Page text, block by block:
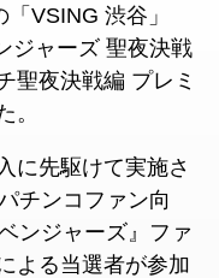
VSING 渋谷」
ジャーズ 聖夜決戦
聖夜決戦編 プレミ
。
に先駆けて実施さ
チンコファン向
ンジャーズ』ファ
よる当選者が参加